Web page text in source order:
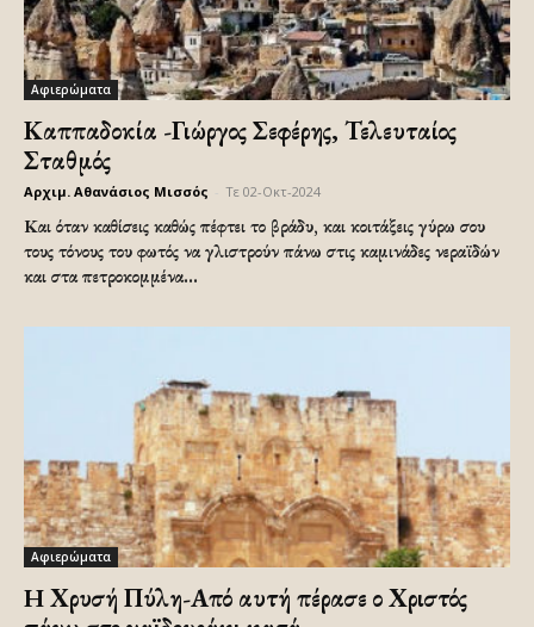
Αφιερώματα
Καππαδοκία -Γιώργος Σεφέρης, Τελευταίος
Σταθμός
Αρχιμ. Αθανάσιος Μισσός Τε 02-Οκτ-2024
Και όταν καθίσεις καθώς πέφτει το βράδυ, και κοιτάξεις γύρω σου
τους τόνους του φωτός να γλιστρούν πάνω στις καμινάδες νεραϊδών
και στα πετροκομμένα...
Αφιερώματα
H Χρυσή Πύλη-Από αυτή πέρασε ο Χριστός